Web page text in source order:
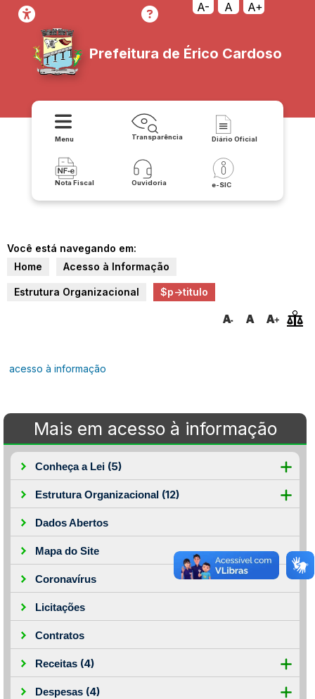
A- A A+
Prefeitura de Érico Cardoso
Menu Transparência Diário Oficial
Nota Fiscal Ouvidoria e-SIC
Você está navegando em:
Home
Acesso à Informação
Estrutura Organizacional $p->titulo
acesso à informação
Mais em acesso à informação
Conheça a Lei (5)
Estrutura Organizacional (12)
Dados Abertos
Mapa do Site
Coronavírus
Licitações
Contratos
Receitas (4)
Despesas (4)